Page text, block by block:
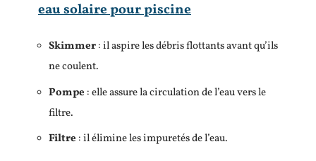
eau solaire pour piscine
Skimmer: il aspire les débris flottants avant qu’ils
ne coulent.
Pompe : elle assure la circulation de l’eau vers le
filtre.
Filtre : il élimine les impuretés de l’eau.